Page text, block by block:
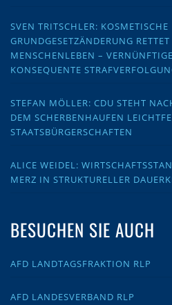
SVEN TRITSCHLER: KOSMETISCHE
GRUNDGESETZÄNDERUNG
MENSCHENLEBEN –
KONSEQUENTE
STEFAN MÖLLER: CDU STEHT
DEM SCHERBENHAUFEN
STAATSBÜRGERSCHAFTEN
ALICE WEIDEL:
MERZ IN STRUKTURELLER
BESUCHEN SIE AUCH
AFD LANDTAGSFRAKTION RLP
AFD LANDESVERBAND RLP